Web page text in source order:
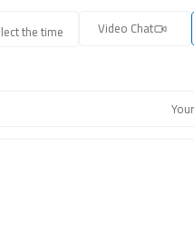
Video Chat